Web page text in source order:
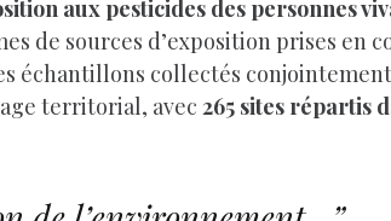
aux pesticides des personnes
de sources d’exposition prises en
échantillons collectés
territorial, avec 265 sites répartis